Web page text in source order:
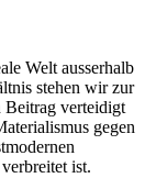
Welt ausserhalb
stehen wir zur
Beitrag verteidigt
gegen
ist.